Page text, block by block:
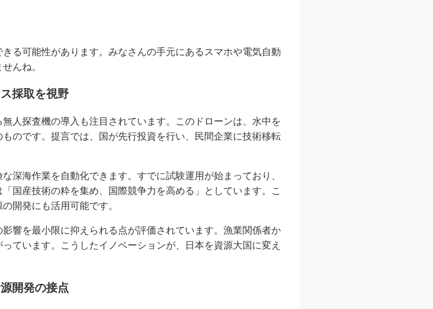
る可能性があります。みなさんの手元にあるスマホや電気自動
んね。
採取を視野
人探査機の導入も注目されています。このドローンは、水中を
のです。提言では、国が先行投資を行い、民間企業に技術移転
深海作業を自動化できます。すでに試験運用が始まっており、
国産技術の粋を集め、国際競争力を高める」としています。こ
開発にも活用可能です。
響を最小限に抑えられる点が評価されています。漁業関係者か
ています。こうしたイノベーションが、日本を資源大国に変え
開発の接点